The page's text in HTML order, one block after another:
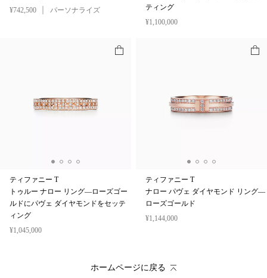
¥742,500
パーソナライズ
ティング
¥1,100,000
ティファニー T
トゥルー ナロー リング—ローズゴー
ルドにパヴェ ダイヤモンドをセッテ
ィング
¥1,045,000
ティファニー T
ナロー パヴェ ダイヤモンド リング—
ローズゴールド
¥1,144,000
ホームページに戻る